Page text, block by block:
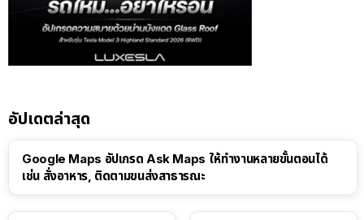
อัปเดตล่าสุด
Google Maps อัปเกรด Ask Maps ให้ทำงานหลายขั้นตอนได้
เช่น สั่งอาหาร, ติดตามขนส่งสาธารณะ